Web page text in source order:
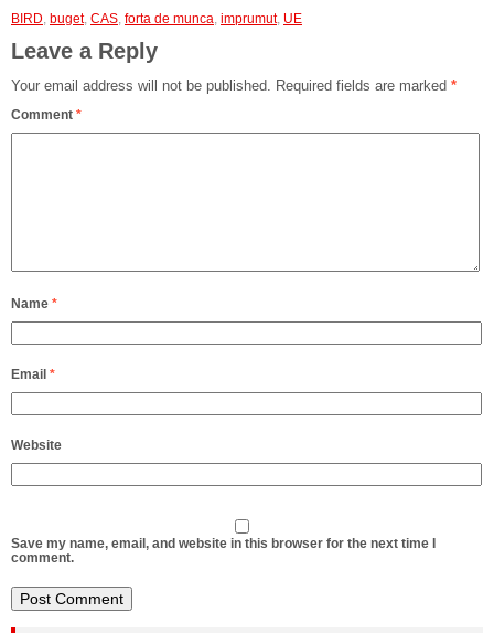
BIRD, buget, CAS, forta de munca, imprumut, UE
Leave a Reply
Your email address will not be published. Required fields are marked *
Comment *
Name *
Email *
Website
Save my name, email, and website in this browser for the next time I
comment.